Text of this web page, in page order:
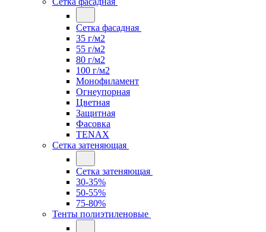
Сетка фасадная
35 г/м2
55 г/м2
80 г/м2
100 г/м2
Монофиламент
Огнеупорная
Цветная
Защитная
Фасовка
TENAX
Сетка затеняющая
Сетка затеняющая
30-35%
50-55%
75-80%
Тенты полиэтиленовые